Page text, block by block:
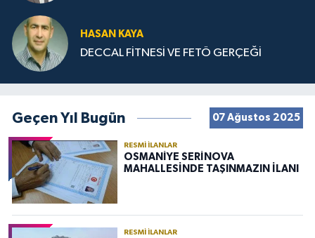
HASAN KAYA
DECCAL FİTNESİ VE FETÖ GERÇEĞİ
Geçen Yıl Bugün 07 Ağustos 2025
RESMI İLANLAR
OSMANİYE SERİNOVA
MAHALLESİNDE TAŞINMAZIN İLANI
RESMI İLANLAR